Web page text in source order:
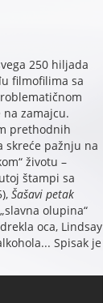
250 hiljada
filmofilima sa
zamajcu.
prethodnih
skreće pažnju na
životu –
štampi sa
Šašavi petak
olupina“
oca, Lindsay
Spisak je